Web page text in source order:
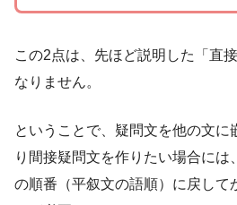
この2点は、先ほど説明した「直
なりません。
ということで、疑問文を他の文に
り間接疑問文を作りたい場合には
の順番（平叙文の語順）に戻して